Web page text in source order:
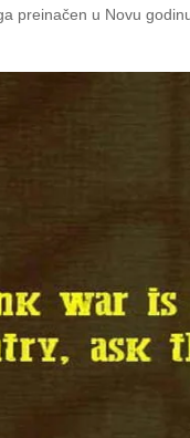
preinačen u Novu